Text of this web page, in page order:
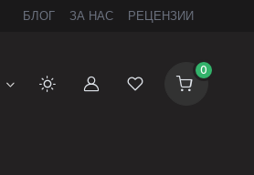
БЛОГ ЗА НАС РЕЦЕНЗИИ
СметкаЛиста на желби
0